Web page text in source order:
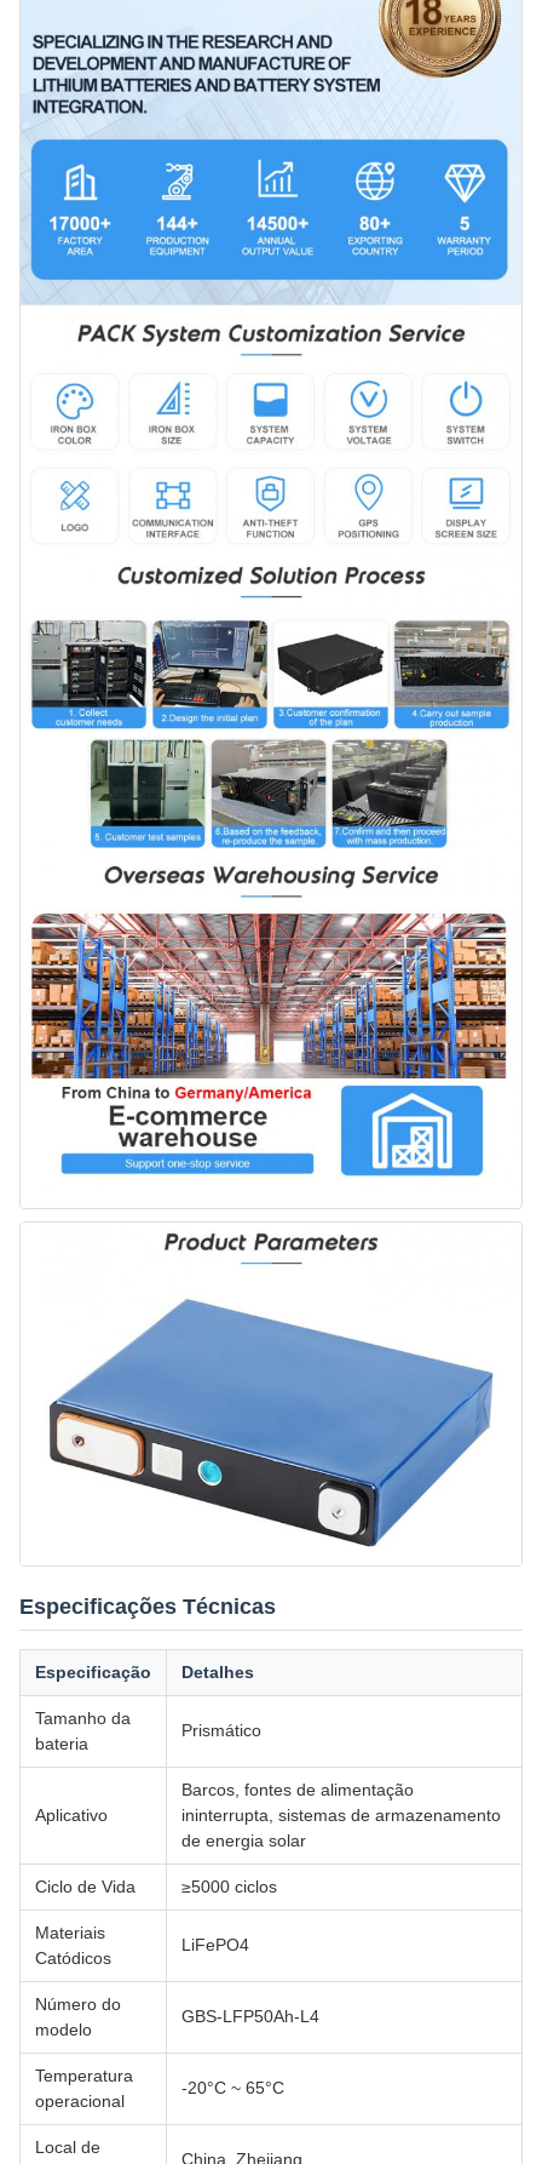
Especificações Técnicas
Especificação Detalhes
Tamanho da
bateria
Prismático
Aplicativo
Barcos, fontes de alimentação
ininterrupta, sistemas de armazenamento
de energia solar
Ciclo de Vida ≥5000 ciclos
Materiais
Catódicos
LiFePO4
Número do
modelo
GBS-LFP50Ah-L4
Temperatura
operacional
-20°C ~ 65°C
Local de
China, Zhejiang